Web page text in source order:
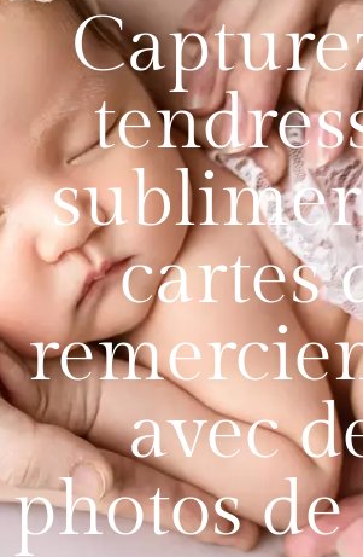
cartes
avec
photos de